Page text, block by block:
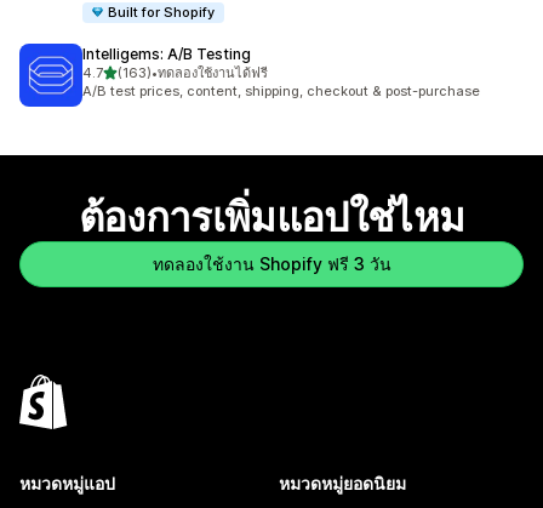
Built for Shopify
Intelligems: A/B Testing
4.7เต็ม 5 ดาว
(163)
ทั้งหมด 163 รีวิว
•ทดลองใช้งานได้ฟรี
A/B test prices, content, shipping, checkout & post-purchase
ต้องการเพิ่มแอปใช่ไหม
ทดลองใช้งาน Shopify ฟรี 3 วัน
หมวดหมู่แอป หมวดหมู่ยอดนิยม